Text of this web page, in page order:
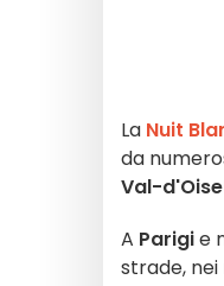
La Nuit
da
Val-d'Oise
A Parigie
strade,